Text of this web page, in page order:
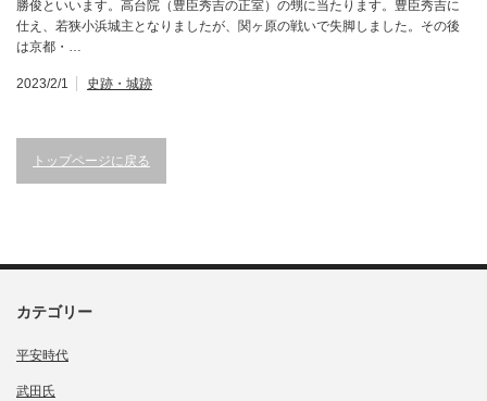
勝俊といいます。高台院（豊臣秀吉の正室）の甥に当たります。豊臣秀吉に
仕え、若狭小浜城主となりましたが、関ヶ原の戦いで失脚しました。その後
は京都・…
2023/2/1 史跡・城跡
トップページに戻る
カテゴリー
平安時代
武田氏